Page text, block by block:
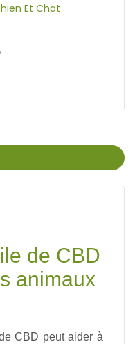
Et Chat
de CBD
animaux
CBD peut aider à